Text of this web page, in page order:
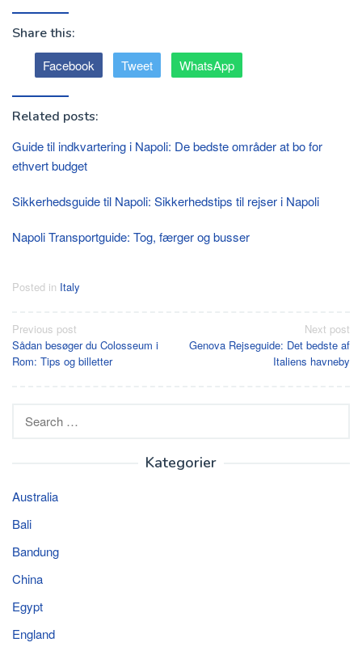
Share this:
Facebook Tweet WhatsApp
Related posts:
Guide til indkvartering i Napoli: De bedste områder at bo for
ethvert budget
Sikkerhedsguide til Napoli: Sikkerhedstips til rejser i Napoli
Napoli Transportguide: Tog, færger og busser
Posted in Italy
Post
navigation
Previous post
Sådan besøger du Colosseum i
Rom: Tips og billetter
Next post
Genova Rejseguide: Det bedste af
Italiens havneby
for:
Kategorier
Australia
Bali
Bandung
China
Egypt
England